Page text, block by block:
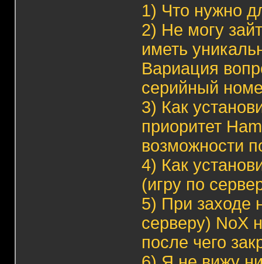
1) Что нужно
2) Не могу
иметь
Вариация
серийный
3) Как
приоритет
возможности
4) Как
(игру по
5) При заходе
серверу) NoX
после чего